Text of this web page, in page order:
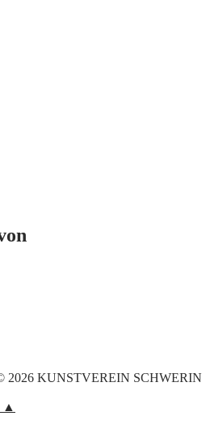
2026 KUNSTVEREIN SCHWERIN
▲